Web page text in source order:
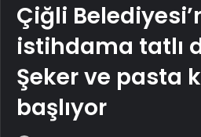
Çiğli
istihdama tatlı
Şeker ve pasta
başlıyor